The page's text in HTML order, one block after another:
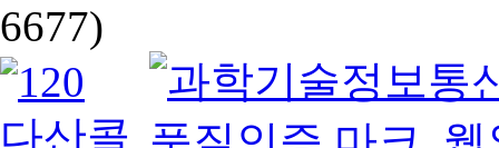
6677)